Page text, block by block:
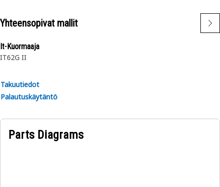
Yhteensopivat mallit
It-Kuormaaja
IT62G II
Takuutiedot
Palautuskäytäntö
Parts Diagrams